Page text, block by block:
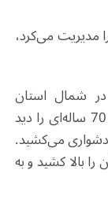
مدیریت می‌کرد،
واقع در شمال استان
«شاآنشی»، شی جین‌پینگِ 20 ساله، پیرمرد 70 ساله‌ای را دید
دشواری می‌کشید.
بالا کشید و به